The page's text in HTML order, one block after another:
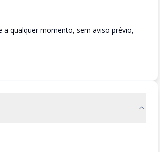
a qualquer momento, sem aviso prévio,